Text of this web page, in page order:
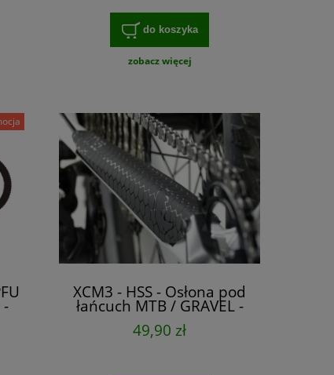
do koszyka
zobacz więcej
XCM3 - HSS - Osłona pod
łańcuch MTB / GRAVEL -
hybryda z żelem
absorbującym,
49,90 zł